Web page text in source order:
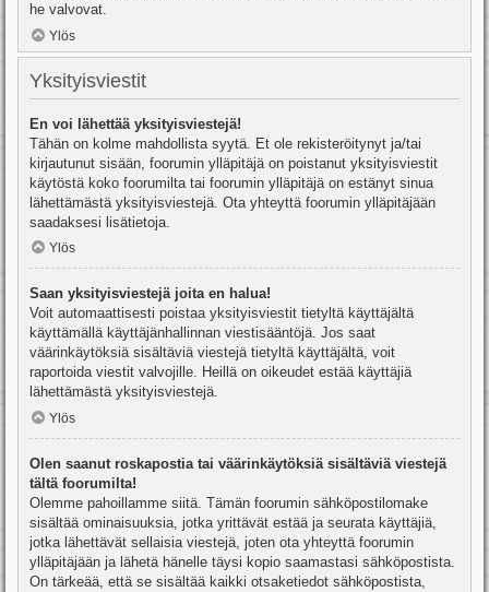
he valvovat.
Ylös
Yksityisviestit
En voi lähettää yksityisviestejä!
Tähän on kolme mahdollista syytä. Et ole rekisteröitynyt ja/tai
kirjautunut sisään, foorumin ylläpitäjä on poistanut yksityisviestit
käytöstä koko foorumilta tai foorumin ylläpitäjä on estänyt sinua
lähettämästä yksityisviestejä. Ota yhteyttä foorumin ylläpitäjään
saadaksesi lisätietoja.
Ylös
Saan yksityisviestejä joita en halua!
Voit automaattisesti poistaa yksityisviestit tietyltä käyttäjältä
käyttämällä käyttäjänhallinnan viestisääntöjä. Jos saat
väärinkäytöksiä sisältäviä viestejä tietyltä käyttäjältä, voit
raportoida viestit valvojille. Heillä on oikeudet estää käyttäjiä
lähettämästä yksityisviestejä.
Ylös
Olen saanut roskapostia tai väärinkäytöksiä sisältäviä viestejä
tältä foorumilta!
Olemme pahoillamme siitä. Tämän foorumin sähköpostilomake
sisältää ominaisuuksia, jotka yrittävät estää ja seurata käyttäjiä,
jotka lähettävät sellaisia viestejä, joten ota yhteyttä foorumin
ylläpitäjään ja lähetä hänelle täysi kopio saamastasi sähköpostista.
On tärkeää, että se sisältää kaikki otsaketiedot sähköpostista,